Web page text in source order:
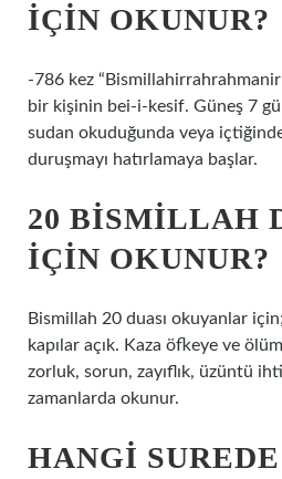
IÇIN OKUNUR?
-786 kez
bir kişinin bei-i-kesif. Güneş 7
sudan okuduğunda veya
duruşmayı hatırlamaya başlar.
20 BISMILLAH
IÇIN OKUNUR?
Bismillah 20 duası okuyanlar
kapılar açık. Kaza öfkeye ve
zorluk, sorun, zayıflık, üzüntü
zamanlarda okunur.
HANGI